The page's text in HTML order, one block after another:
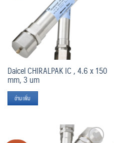
Daicel CHIRALPAK IC , 4.6 x 150
mm, 3 um
อ่านเพิ่ม